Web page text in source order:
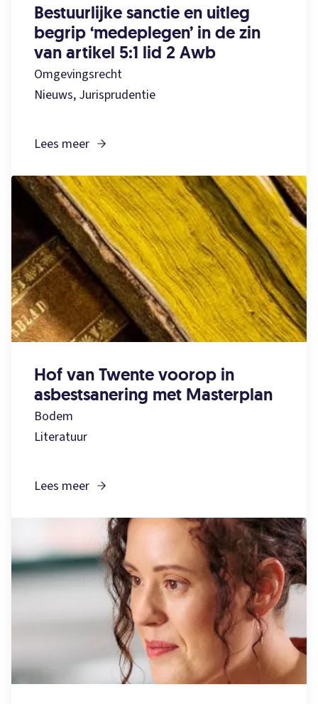
Bestuurlijke sanctie en uitleg
begrip ‘medeplegen’ in de zin
van artikel 5:1 lid 2 Awb
Omgevingsrecht
Nieuws, Jurisprudentie
Lees meer
Hof van Twente voorop in
asbestsanering met Masterplan
Bodem
Literatuur
Lees meer